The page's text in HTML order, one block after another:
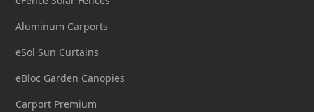
Aluminum Carports
eSol Sun Curtains
eBloc Garden Canopies
Carport Premium